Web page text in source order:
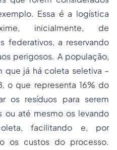
Essa é a logística
inicialmente, de
federativos, a reservando
perigosos. A população,
que já há coleta seletiva –
o que representa 16% do
os resíduos para serem
ou até mesmo os levando
facilitando e, por
os custos do processo.